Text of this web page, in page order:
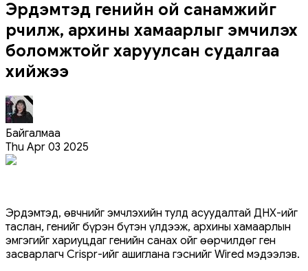
Эрдэмтэд генийн ой санамжийг
өөрчилж, архины хамаарлыг эмчилэх
боломжтойг харуулсан судалгаа
хийжээ
Байгалмаа
Thu Apr 03 2025
Эрдэмтэд, өвчнийг эмчлэхийн тулд асуудалтай ДНХ-ийг
таслан, генийг бүрэн бүтэн үлдээж, архины хамаарлын
эмгэгийг хариуцдаг генийн санах ойг өөрчилдөг ген
засварлагч Crispr-ийг ашиглана гэснийг Wired мэдээлэв.